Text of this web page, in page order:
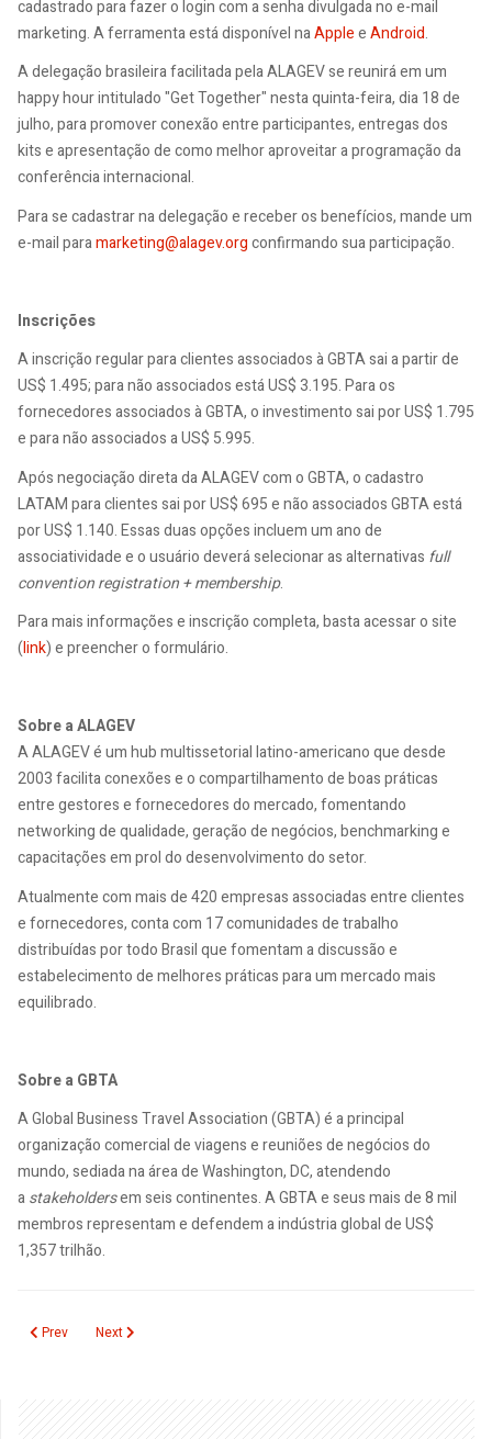
cadastrado para fazer o login com a senha divulgada no e-mail
marketing. A ferramenta está disponível naAppleeAndroid.
A delegação brasileira facilitada pela ALAGEV se reunirá em um
happy hour intitulado "Get Together" nesta quinta-feira, dia 18 de
julho, para promover conexão entre participantes, entregas dos
kits e apresentação de como melhor aproveitar a programação da
conferência internacional.
Para se cadastrar na delegação e receber os benefícios, mande um
e-mail paramarketing@alagev.orgconfirmando sua participação.
Inscrições
A inscrição regular para clientes associados à GBTA sai a partir de
US$ 1.495; para não associados está US$ 3.195. Para os
fornecedores associados à GBTA, o investimento sai por US$ 1.795
e para não associados a US$ 5.995.
Após negociação direta da ALAGEV com o GBTA, o cadastro
LATAM para clientes sai por US$ 695 e não associados GBTA está
por US$ 1.140. Essas duas opções incluem um ano de
associatividade e o usuário deverá selecionar as alternativas full
convention registration + membership.
Para mais informações e inscrição completa, basta acessar o site
(link) e preencher o formulário.
Sobre a ALAGEV
A ALAGEV é um hub multissetorial latino-americano que desde
2003 facilita conexões e o compartilhamento de boas práticas
entre gestores e fornecedores do mercado, fomentando
networking de qualidade, geração de negócios, benchmarking e
capacitações em prol do desenvolvimento do setor.
Atualmente com mais de 420 empresas associadas entre clientes
e fornecedores, conta com 17 comunidades de trabalho
distribuídas por todo Brasil que fomentam a discussão e
estabelecimento de melhores práticas para um mercado mais
equilibrado.
Sobre a GBTA
A Global Business Travel Association (GBTA) é a principal
organização comercial de viagens e reuniões de negócios do
mundo, sediada na área de Washington, DC, atendendo
astakeholdersem seis continentes. A GBTA e seus mais de 8 mil
membros representam e defendem a indústria global de US$
1,357 trilhão.
Previous article: Recuperação econômica impulsiona emprego no setor
Prev Next article: ALAGEV assina acordo de cooperação técnica com
Next